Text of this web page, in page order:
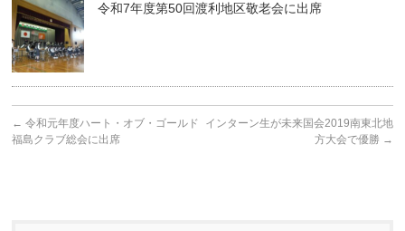
令和7年度第50回渡利地区敬老会に出席
← 令和元年度ハート・オブ・ゴールド
福島クラブ総会に出席
インターン生が未来国会2019南東北地
方大会で優勝 →